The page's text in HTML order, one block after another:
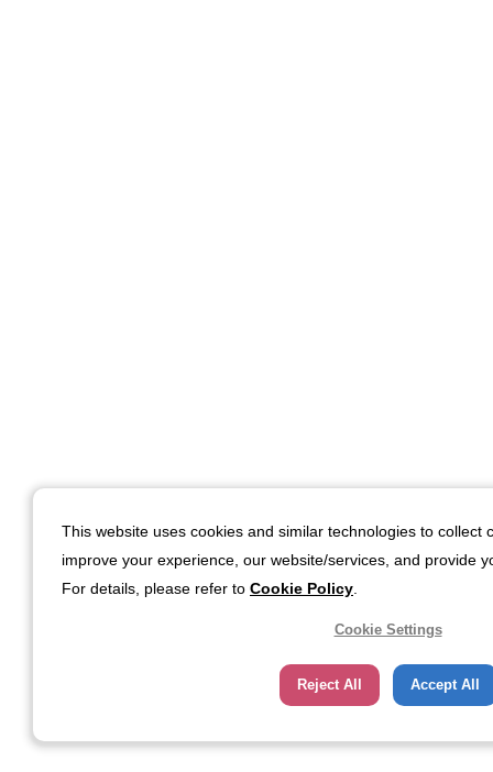
This website uses cookies and similar technologies to collect
improve your experience, our website/services, and provide
For details, please refer to Cookie Policy
Cookie Settings
Reject All Accept All